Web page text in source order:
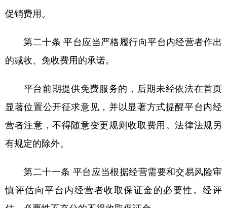
促销费用。
第二十条 平台应当严格履行向平台内经营者作出
的减收、免收费用的承诺。
平台前期提供免费服务的，后期未经依法在首页
显著位置公开征求意见，并以显著方式提醒平台内经
营者注意，不得随意变更规则收取费用。法律法规另
有规定的除外。
第二十一条 平台应当根据经营需要和交易风险审
慎评估向平台内经营者收取保证金的必要性。经评